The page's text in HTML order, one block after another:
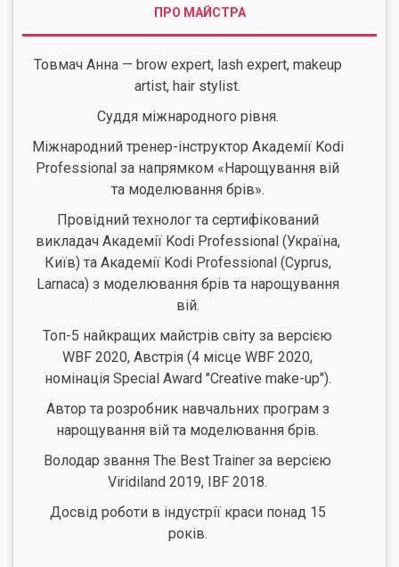
ПРО МАЙСТРА
Товмач Анна — brow expert, lash expert, makeup
artist, hair stylist.
Суддя міжнародного рівня.
Міжнародний тренер-інструктор Академії Kodi
Professional за напрямком «Нарощування вій
та моделювання брів».
Провідний технолог та сертифікований
викладач Академії Kodi Professional (Україна,
Київ) та Академії Kodi Professional (Cyprus,
Larnaca) з моделювання брів та нарощування
вій.
Топ-5 найкращих майстрів світу за версією
WBF 2020, Австрія (4 місце WBF 2020,
номінація Special Award "Creative make-up").
Автор та розробник навчальних програм з
нарощування вій та моделювання брів.
Володар звання The Best Trainer за версією
Viridiland 2019, IBF 2018.
Досвід роботи в індустрії краси понад 15
років.